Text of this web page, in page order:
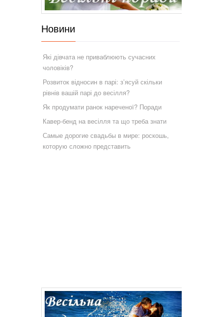
Новини
Які дівчата не приваблюють сучасних
чоловіків?
Розвиток відносин в парі: з’ясуй скільки
рівнів вашій парі до весілля?
Як продумати ранок нареченої? Поради
Кавер-бенд на весілля та що треба знати
Самые дорогие свадьбы в мире: роскошь,
которую сложно представить